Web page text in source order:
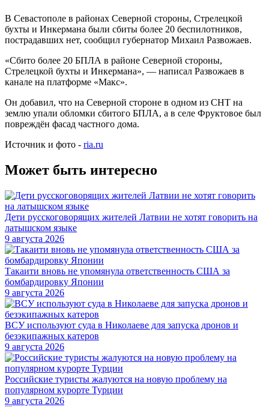
В Севастополе в районах Северной стороны, Стрелецкой
бухты и Инкермана были сбиты более 20 беспилотников,
пострадавших нет, сообщил губернатор Михаил Развожаев.
«Сбито более 20 БПЛА в районе Северной стороны,
Стрелецкой бухты и Инкермана», — написал Развожаев в
канале на платформе «Макс».
Он добавил, что на Северной стороне в одном из СНТ на
землю упали обломки сбитого БПЛА, а в селе Фруктовое был
повреждён фасад частного дома.
Источник и фото - ria.ru
Может быть интересно
Дети русскоговорящих жителей Латвии не хотят говорить на
латышском языке
9 августа 2026
Такаити вновь не упомянула ответственность США за
бомбардировку Японии
9 августа 2026
ВСУ используют суда в Николаеве для запуска дронов и
безэкипажных катеров
9 августа 2026
Российские туристы жалуются на новую проблему на
популярном курорте Турции
9 августа 2026